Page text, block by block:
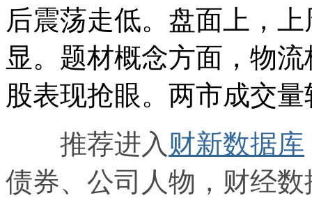
后震荡走低。盘面上，
显。题材概念方面，物
股表现抢眼。两市成交
推荐进入 财新数据库
债券、公司人物，财经